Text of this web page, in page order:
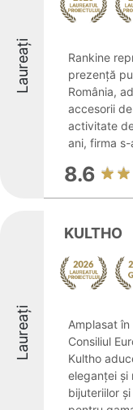
Laureați
Rankine
prezență
România,
accesorii
activitate
ani, firma
8.6
Laureați
KULTHO
Amplasat
Consiliul
Kultho
eleganței și
bijuteriilor